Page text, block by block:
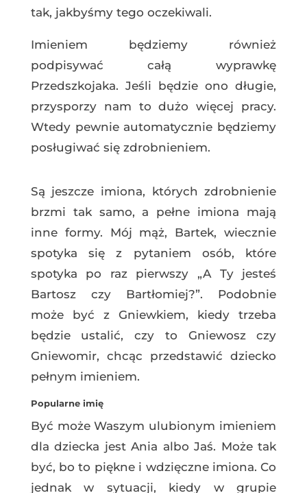
tak, jakbyśmy tego oczekiwali.
Imieniem będziemy również
podpisywać całą wyprawkę
Przedszkojaka. Jeśli będzie ono długie,
przysporzy nam to dużo więcej pracy.
Wtedy pewnie automatycznie będziemy
posługiwać się zdrobnieniem.
Są jeszcze imiona, których zdrobnienie
brzmi tak samo, a pełne imiona mają
inne formy. Mój mąż, Bartek, wiecznie
spotyka się z pytaniem osób, które
spotyka po raz pierwszy „A Ty jesteś
Bartosz czy Bartłomiej?”. Podobnie
może być z Gniewkiem, kiedy trzeba
będzie ustalić, czy to Gniewosz czy
Gniewomir, chcąc przedstawić dziecko
pełnym imieniem.
Popularne imię
Być może Waszym ulubionym imieniem
dla dziecka jest Ania albo Jaś. Może tak
być, bo to piękne i wdzięczne imiona. Co
jednak w sytuacji, kiedy w grupie